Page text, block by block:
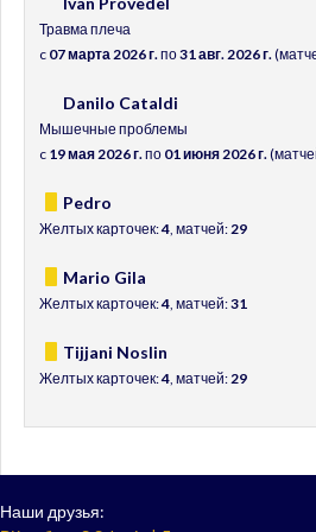
Травма плеча
c 07 марта 2026 г. по31 авг. 2026 г.
Danilo Cataldi
Мышечные проблемы
c 19 мая 2026 г. по 01 июня 2026 г.
Pedro
Желтых карточек:4 , матчей: 29
Mario Gila
Желтых карточек:4 , матчей:31
Tijjani Noslin
Желтых карточек:4 , матчей: 29
Наши друзья: